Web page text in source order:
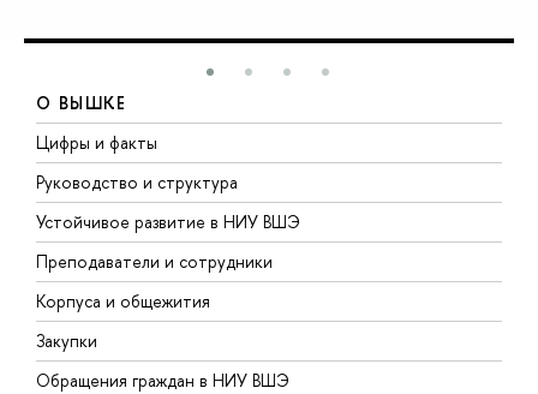
О ВЫШКЕ
Цифры и факты
Руководство и структура
Устойчивое развитие в НИУ ВШЭ
Преподаватели и сотрудники
Корпуса и общежития
Закупки
Обращения граждан в НИУ ВШЭ